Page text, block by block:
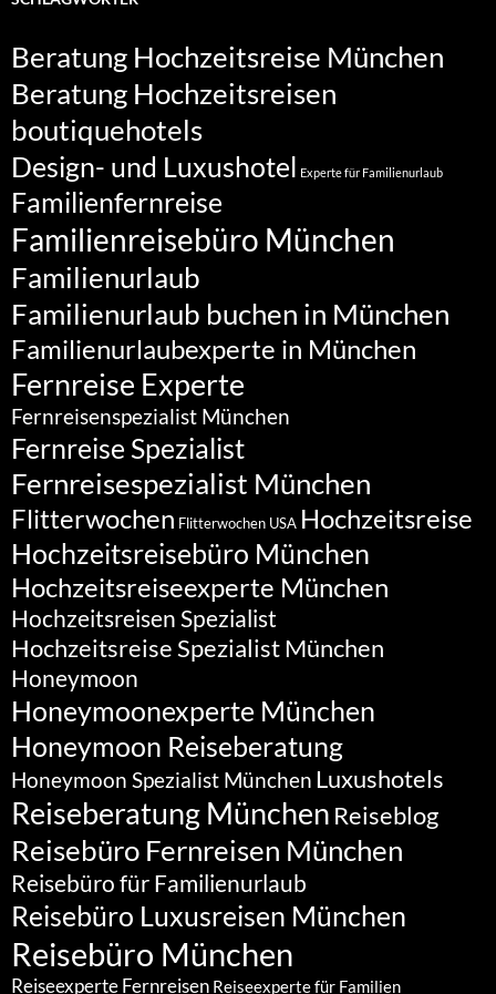
Beratung Hochzeitsreise München
Beratung Hochzeitsreisen
boutiquehotels
Design- und Luxushotel Experte für Familienurlaub
Familienfernreise
Familienreisebüro München
Familienurlaub
Familienurlaub buchen in München
Familienurlaubexperte in München
Fernreise Experte
Fernreisenspezialist München
Fernreise Spezialist
Fernreisespezialist München
Flitterwochen Flitterwochen USA Hochzeitsreise
Hochzeitsreisebüro München
Hochzeitsreiseexperte München
Hochzeitsreisen Spezialist
Hochzeitsreise Spezialist München
Honeymoon
Honeymoonexperte München
Honeymoon Reiseberatung
Honeymoon Spezialist München Luxushotels
Reiseberatung München Reiseblog
Reisebüro Fernreisen München
Reisebüro für Familienurlaub
Reisebüro Luxusreisen München
Reisebüro München
Reiseexperte Fernreisen Reiseexperte für Familien